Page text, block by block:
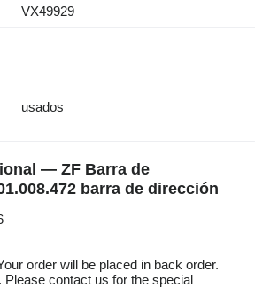
VX49929
usados
— ZF Barra de
barra de dirección
order will be placed in back order.
Please contact us for the special